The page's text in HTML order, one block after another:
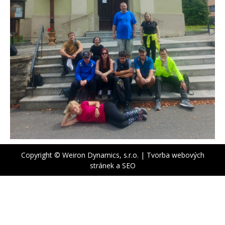
Copyright © Weiron Dynamics, s.r.o. | Tvorba webových
stráneka SEO